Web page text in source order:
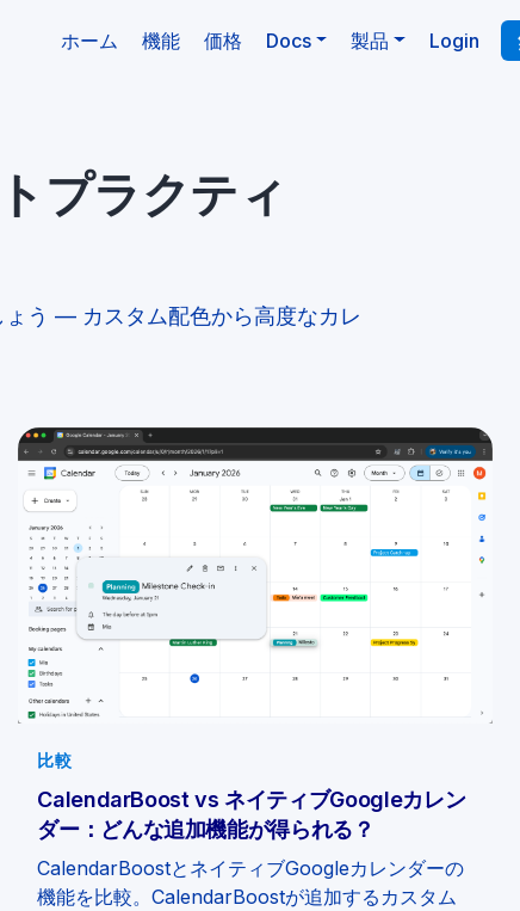
ホーム (現在)
機能 価格 Docs 製品 Login
プラクティ
う — カスタム配色から高度なカレ
比較
CalendarBoost vs ネイティブGoogleカレン
ダー：どんな追加機能が得られる？
CalendarBoostとネイティブGoogleカレンダーの
機能を比較。CalendarBoostが追加するカスタム